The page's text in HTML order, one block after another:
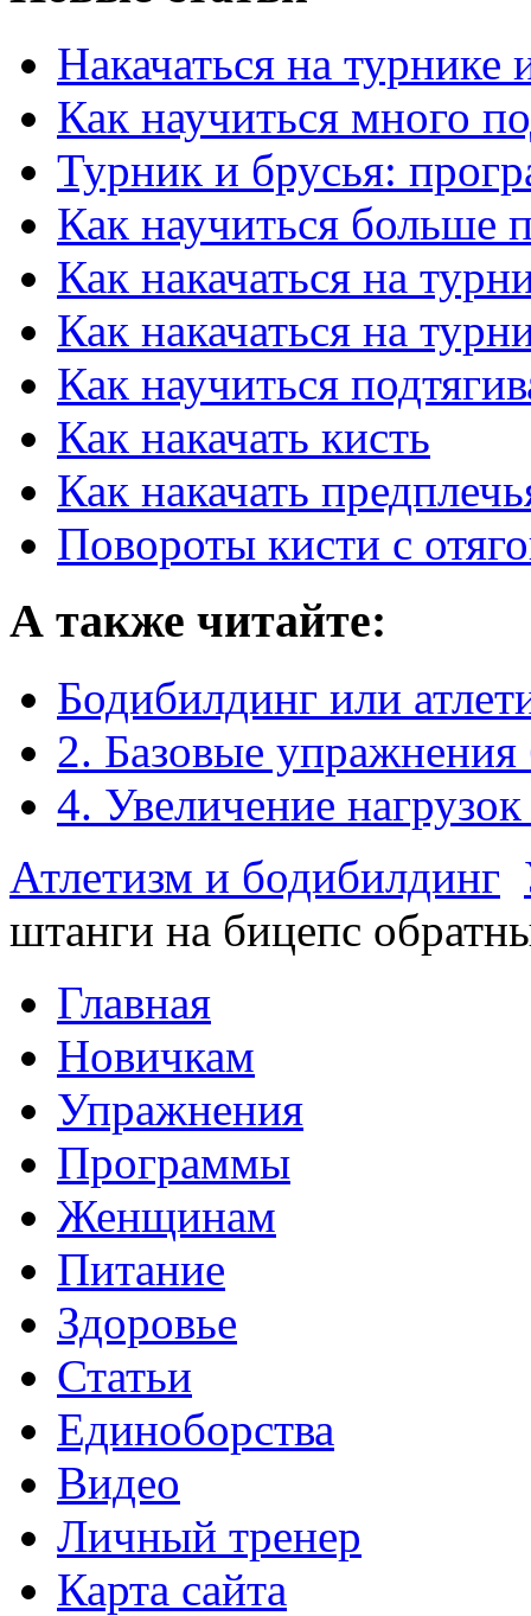
Накачаться на турнике
Как научиться много
Турник и брусья:
Как научиться больше
Как накачаться на
Как накачаться на
Как научиться
Как накачать кисть
Как накачать
Повороты кисти с
А также читайте:
Бодибилдинг или
2. Базовые упражнения
4. Увеличение
Атлетизм и бодибилдинг
штанги на бицепс
Главная
Новичкам
Упражнения
Программы
Женщинам
Питание
Здоровье
Статьи
Единоборства
Видео
Личный тренер
Карта сайта